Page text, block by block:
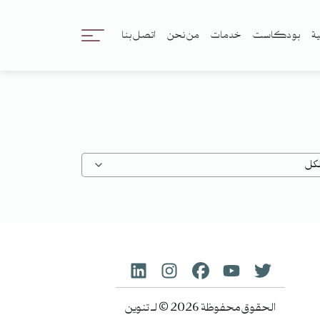
بودكاست خدمات من نحن اتصل بنا
الحقوق محفوظة 2026 © لـ تنوين